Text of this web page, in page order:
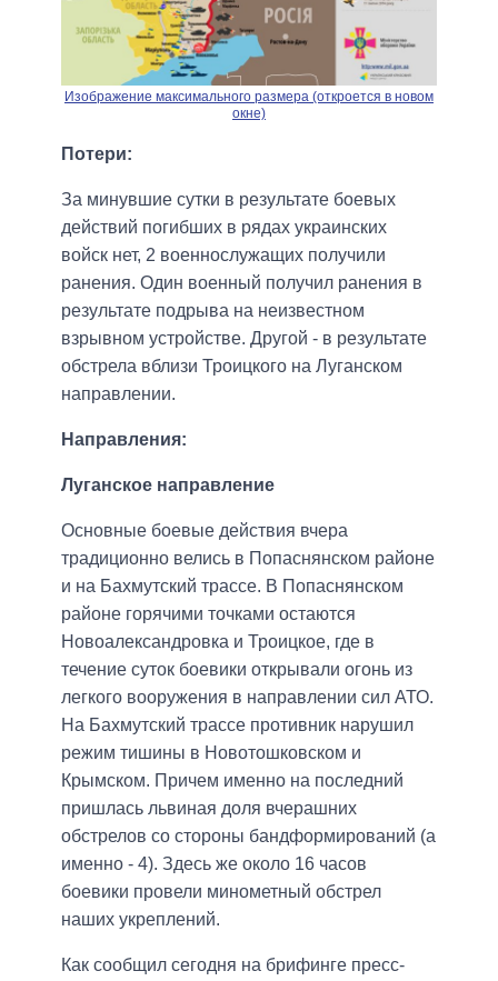
Изображение максимального размера (откроется в новом
окне)
Потери:
За минувшие сутки в результате боевых
действий погибших в рядах украинских
войск нет, 2 военнослужащих получили
ранения. Один военный получил ранения в
результате подрыва на неизвестном
взрывном устройстве. Другой - в результате
обстрела вблизи Троицкого на Луганском
направлении.
Направления:
Луганское направление
Основные боевые действия вчера
традиционно велись в Попаснянском районе
и на Бахмутский трассе. В Попаснянском
районе горячими точками остаются
Новоалександровка и Троицкое, где в
течение суток боевики открывали огонь из
легкого вооружения в направлении сил АТО.
На Бахмутский трассе противник нарушил
режим тишины в Новотошковском и
Крымском. Причем именно на последний
пришлась львиная доля вчерашних
обстрелов со стороны бандформирований (а
именно - 4). Здесь же около 16 часов
боевики провели минометный обстрел
наших укреплений.
Как сообщил сегодня на брифинге пресс-